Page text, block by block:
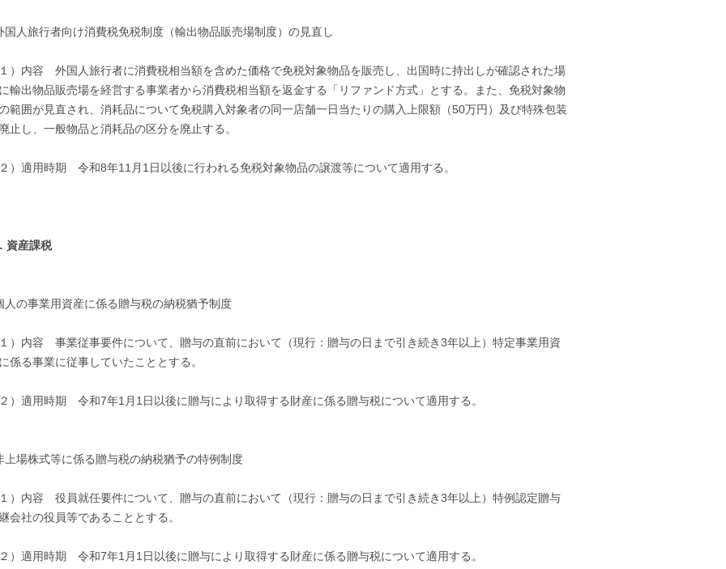
国人旅行者向け消費税免税制度（輸出物品販売場制度）の見直し
１）内容 外国人旅行者に消費税相当額を含めた価格で免税対象物品を販売し、出国時に持出しが確認された場
輸出物品販売場を経営する事業者から消費税相当額を返金する「リファンド方式」とする。また、免税対象物
範囲が見直され、消耗品について免税購入対象者の同一店舗一日当たりの購入上限額（50万円）及び特殊包装
止し、一般物品と消耗品の区分を廃止する。
２）適用時期 令和8年11月1日以後に行われる免税対象物品の譲渡等について適用する。
資産課税
人の事業用資産に係る贈与税の納税猶予制度
１）内容 事業従事要件について、贈与の直前において（現行：贈与の日まで引き続き3年以上）特定事業用資
係る事業に従事していたこととする。
２）適用時期 令和7年1月1日以後に贈与により取得する財産に係る贈与税について適用する。
上場株式等に係る贈与税の納税猶予の特例制度
１）内容 役員就任要件について、贈与の直前において（現行：贈与の日まで引き続き3年以上）特例認定贈与
会社の役員等であることとする。
２）適用時期 令和7年1月1日以後に贈与により取得する財産に係る贈与税について適用する。